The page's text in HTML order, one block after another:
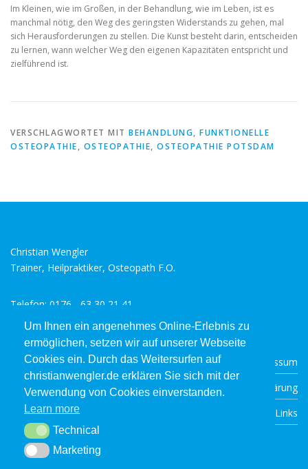
Im Kleinen, wie im Großen, in der Behandlung, wie im Leben, ist es
manchmal nötig, den Weg des geringsten Widerstands zu gehen, mal
sich Herausforderungen zu stellen. Die Kunst besteht darin, entscheiden
zu lernen, wann welcher Weg den eigenen Kapazitäten entspricht und
zielführend ist.
VERSCHLAGWORTET MIT BEHANDLUNG, FUNKTIONELLE
OSTEOPATHIE, OSTEOPATHIE, OSTEOPATHIE POTSDAM
Christian Wengler
Trainer, Heilpraktiker, Osteopath F.O.
Telefon: 0176 - 63 30 21 41
E-Mail: info@christianwengler.de
Impressum
Datenschutzerklärung
Links
Um Ihnen ein angenehmes Online-Erlebnis zu
ermöglichen, setzen wir auf unserer Webseite
Cookies ein. Durch das Weitersurfen auf
christianwengler.de erklären Sie sich mit der
Verwendung von Cookies einverstanden.
Learn more
TechnicalTechnical
MarketingMarketing